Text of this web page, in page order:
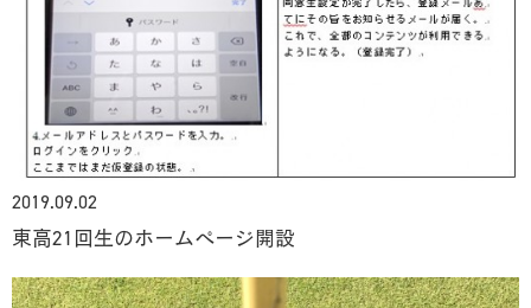
2019.09.02
東高21回生のホームページ開設